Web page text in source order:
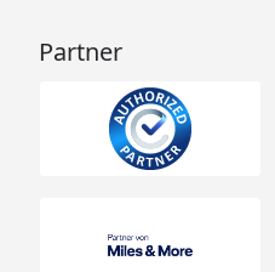
Partner